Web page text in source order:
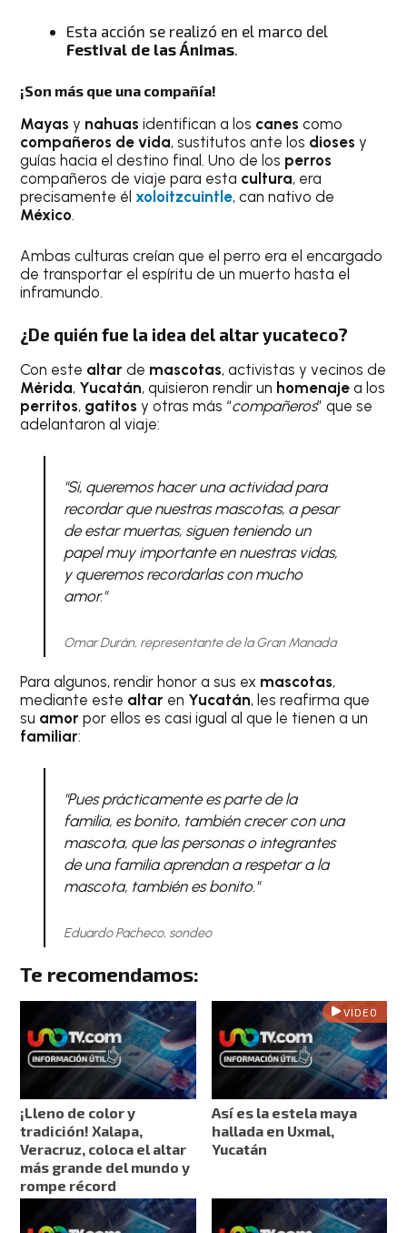
Esta acción se realizó en el marco del
Festival de las Ánimas.
¡Son más que una compañía!
Mayas y nahuas identifican a los canes como
compañeros de vida, sustitutos ante los dioses y
guías hacia el destino final. Uno de los perros
compañeros de viaje para esta cultura, era
precisamente él xoloitzcuintle, can nativo de
México.
Ambas culturas creían que el perro era el encargado
de transportar el espíritu de un muerto hasta el
inframundo.
¿De quién fue la idea del altar yucateco?
Con este altar de mascotas, activistas y vecinos de
Mérida, Yucatán, quisieron rendir un homenaje a los
perritos, gatitosy otras más “compañeros” que se
adelantaron al viaje:
"Si, queremos hacer una actividad para
recordar que nuestras mascotas, a pesar
de estar muertas, siguen teniendo un
papel muy importante en nuestras vidas,
y queremos recordarlas con mucho
amor."
Omar Durán, representante de la Gran Manada
Para algunos, rendir honor a sus ex mascotas,
mediante este altar en Yucatán, les reafirma que
su amor por ellos es casi igual al que le tienen a un
familiar:
"Pues prácticamente es parte de la
familia, es bonito, también crecer con una
mascota, que las personas o integrantes
de una familia aprendan a respetar a la
mascota, también es bonito."
Eduardo Pacheco, sondeo
Te recomendamos:
¡Lleno de color y
tradición! Xalapa,
Veracruz, coloca el altar
más grande del mundo y
rompe récord
VIDEO
Así es la estela maya
hallada en Uxmal,
Yucatán